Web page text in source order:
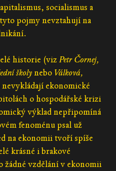
socialismus a
pojmy nevztahují na
historie (vizPetr Čornej,
školynebo Válková,
nevykládají ekonomické
o hospodářské krizi
výklad nepřipomíná
fenoménu psal už
na ekonomii tvoří spíše
krásné i brakové
vzdělání v ekonomii